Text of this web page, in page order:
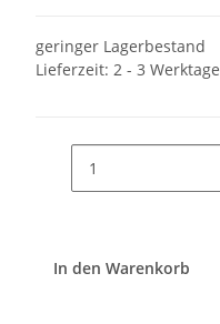
geringer Lagerbestand
Lieferzeit: 2 - 3 Werktage
In den Warenkorb